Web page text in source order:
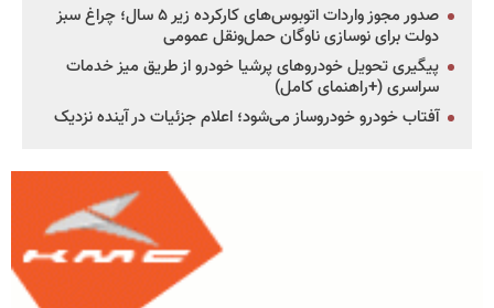
صدور مجوز واردات اتوبوس‌های کارکرده زیر ۵ سال؛ چراغ سبز
دولت برای نوسازی ناوگان حمل‌ونقل عمومی
پیگیری تحویل خودروهای پرشیا خودرو از طریق میز خدمات
سراسری (+راهنمای کامل)
آفتاب خودرو خودروساز می‌شود؛ اعلام جزئیات در آینده نزدیک